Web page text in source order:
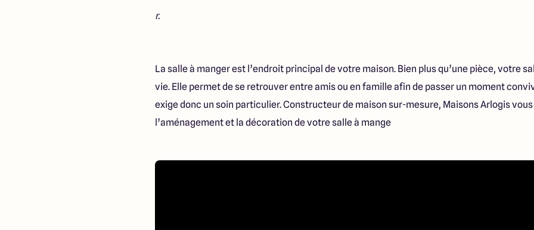
r.
La salle à manger est l’endroit principal de votre maison. Bien plus qu’une pièce, votre
vie. Elle permet de se retrouver entre amis ou en famille afin de passer un moment
exige donc un soin particulier. Constructeur de maison sur-mesure, Maisons Arlogis
l’aménagement et la décoration de votre salle à mange